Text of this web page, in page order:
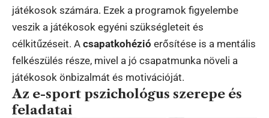
játékosok számára. Ezek a programok figyelembe
veszik a játékosok egyéni szükségleteit és
célkitűzéseit. A csapatkohézió erősítése is a mentális
felkészülés része, mivel a jó csapatmunka növeli a
játékosok önbizalmát és motivációját.
Az e-sport pszichológus szerepe és
feladatai